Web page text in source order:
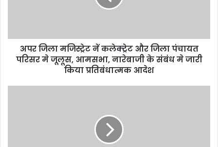
s
अपर जिला मजिस्ट्रेट नें कलेक्ट्रेट और जिला पंचायत
परिसर मे जूलूस, आमसभा, नारेबाजी के संबंध मे जारी
किया प्रतिबंधात्मक आदेश